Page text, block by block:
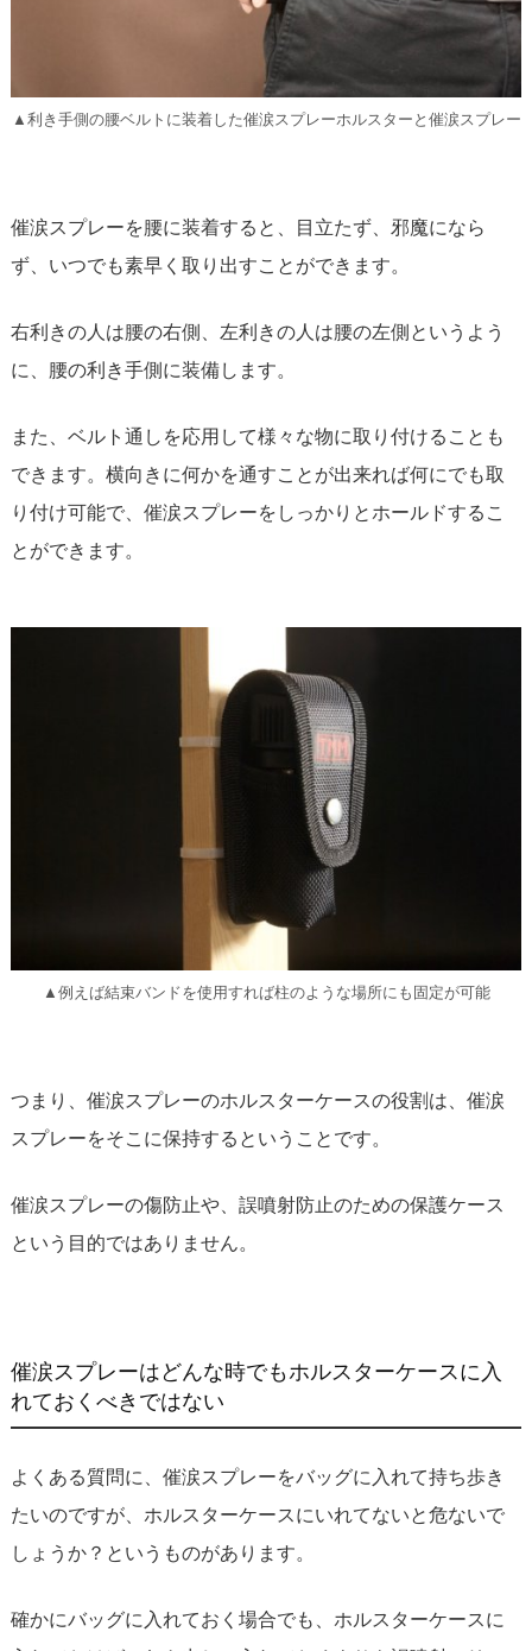
▲利き手側の腰ベルトに装着した催涙スプレーホルスターと催涙スプレー
催涙スプレーを腰に装着すると、目立たず、邪魔になら
ず、いつでも素早く取り出すことができます。
右利きの人は腰の右側、左利きの人は腰の左側というよう
に、腰の利き手側に装備します。
また、ベルト通しを応用して様々な物に取り付けることも
できます。横向きに何かを通すことが出来れば何にでも取
り付け可能で、催涙スプレーをしっかりとホールドするこ
とができます。
▲例えば結束バンドを使用すれば柱のような場所にも固定が可能
つまり、催涙スプレーのホルスターケースの役割は、催涙
スプレーをそこに保持するということです。
催涙スプレーの傷防止や、誤噴射防止のための保護ケース
という目的ではありません。
催涙スプレーはどんな時でもホルスターケースに入
れておくべきではない
よくある質問に、催涙スプレーをバッグに入れて持ち歩き
たいのですが、ホルスターケースにいれてないと危ないで
しょうか？というものがあります。
確かにバッグに入れておく場合でも、ホルスターケースに